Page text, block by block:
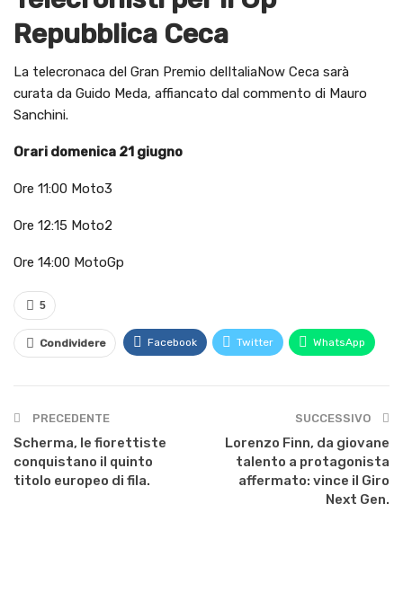
Repubblica Ceca
La telecronaca del Gran Premio delItaliaNow Ceca sarà
curata da Guido Meda, affiancato dal commento di Mauro
Sanchini.
Orari domenica 21 giugno
Ore 11:00 Moto3
Ore 12:15 Moto2
Ore 14:00 MotoGp
5
Condividere Facebook Twitter WhatsApp
PRECEDENTE
Scherma, le fiorettiste
conquistano il quinto
titolo europeo di fila.
SUCCESSIVO
Lorenzo Finn, da giovane
talento a protagonista
affermato: vince il Giro
Next Gen.